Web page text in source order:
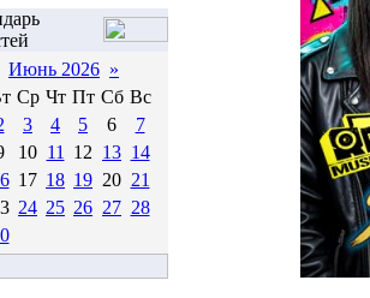
Июнь 2026 »
Ср Чт Пт Сб Вс
3 4 5 6
7
10 11 12 13 14
17 18 19 20 21
24 25 26 27 28